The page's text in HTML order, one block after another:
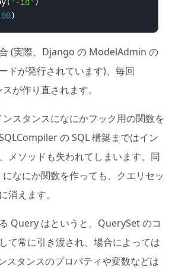
)
(実際、Django の ModelAdmin の
ドが発行されています)、毎回
が作り直されます。
スタンスになにかフック用の関数を
の SQL 構築まではイン
メソッドも失われてしまいます。同
なにか関数を作っても、クエリセッ
消えます。
Query はというと、 QuerySetのコ
て常に引き渡され、場合によっては
スタンスのプロパティや変数などは